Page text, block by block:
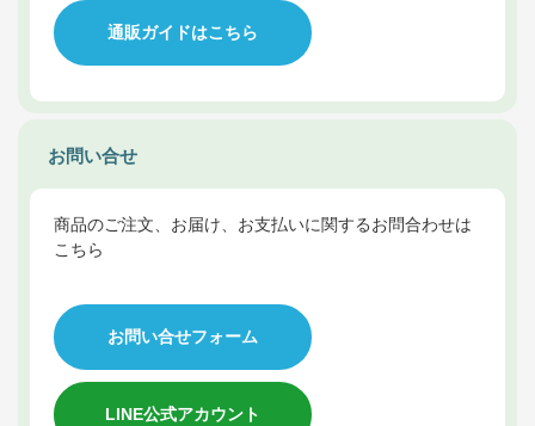
通販ガイドはこちら
お問い合せ
商品のご注文、お届け、お支払いに関するお問合わせは
こちら
お問い合せフォーム
LINE公式アカウント